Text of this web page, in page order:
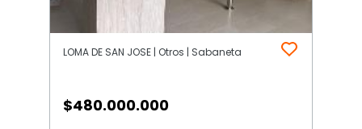
LOMA DE SAN JOSE | Otros | Sabaneta
$480.000.000